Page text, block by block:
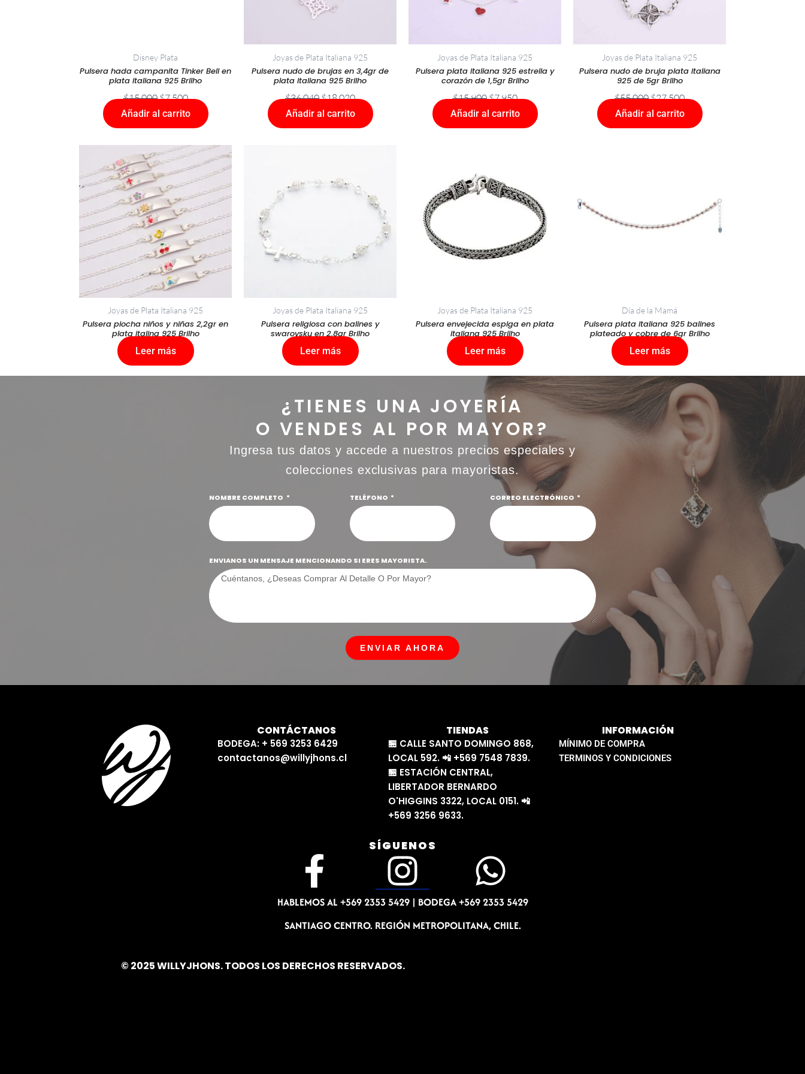
Disney Plata
Pulsera hada campanita Tinker Bell en
plata italiana 925 Brilho
$15.000$7.500
Añadir al carrito
Joyas de Plata Italiana 925
Pulsera nudo de brujas en 3,4gr de
plata italiana 925 Brilho
$36.040$18.020
Añadir al carrito
Joyas de Plata Italiana 925
Pulsera plata italiana 925 estrella y
corazón de 1,5gr Brilho
$15.900$7.950
Añadir al carrito
Joyas de Plata Italiana 925
Pulsera nudo de bruja plata italiana
925 de 5gr Brilho
$55.000$27.500
Añadir al carrito
Joyas de Plata Italiana 925
Pulsera piocha niños y niñas 2,2gr en
plata italina 925 Brilho
Leer más
Joyas de Plata Italiana 925
Pulsera religiosa con balines y
swarovsku en 2,8gr Brilho
Leer más
Joyas de Plata Italiana 925
Pulsera envejecida espiga en plata
italiana 925 Brilho
Leer más
Día de la Mamá
Pulsera plata italiana 925 balines
plateado y cobre de 6gr Brilho
Leer más
¿TIENES UNA JOYERÍA
O VENDES AL POR MAYOR?
Ingresa tus datos y accede a nuestros precios especiales y
colecciones exclusivas para mayoristas.
NOMBRE COMPLETO TELÉFONO CORREO ELECTRÓNICO
ENVIANOS UN MENSAJE MENCIONANDO SI ERES MAYORISTA.
ENVIAR AHORA
CONTÁCTANOS
BODEGA: + 569 3253 6429
contactanos@willyjhons.cl
TIENDAS
🏪 CALLE SANTO DOMINGO 868,
LOCAL 592. 📲 +569 7548 7839.
🏪 ESTACIÓN CENTRAL,
LIBERTADOR BERNARDO
O'HIGGINS 3322, LOCAL 0151. 📲
+569 3256 9633.
INFORMACIÓN
MÍNIMO DE COMPRA
TERMINOS Y CONDICIONES
SÍGUENOS
F
a
c
e
I
n
s
t
W
h
a
HABLEMOS AL +569 2353 5429 | BODEGA +569 2353 5429
SANTIAGO CENTRO. REGIÓN METROPOLITANA, CHILE.
© 2025 WILLYJHONS. TODOS LOS DERECHOS RESERVADOS.